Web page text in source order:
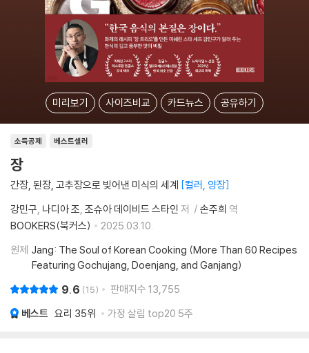
미리보기 사이즈비교 카드뉴스 공유하기
소득공제 베스트셀러
장
간장, 된장, 고추장으로 빚어낸 미식의 세계 컬러, 양장
강민구 나디아 조 조슈아 데이비드 스타인 저 손주희 역
BOOKERS(북커스)
2025.03.10.
원제 Jang: The Soul of Korean Cooking (More Than 60 Recipes
Featuring Gochujang, Doenjang, and Ganjang)
9.6 15 판매지수 13,755
베스트 요리 35위 가정 살림 top20 5주